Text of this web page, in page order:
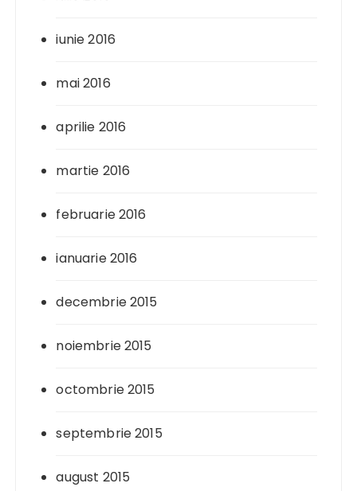
iunie 2016
mai 2016
aprilie 2016
martie 2016
februarie 2016
ianuarie 2016
decembrie 2015
noiembrie 2015
octombrie 2015
septembrie 2015
august 2015